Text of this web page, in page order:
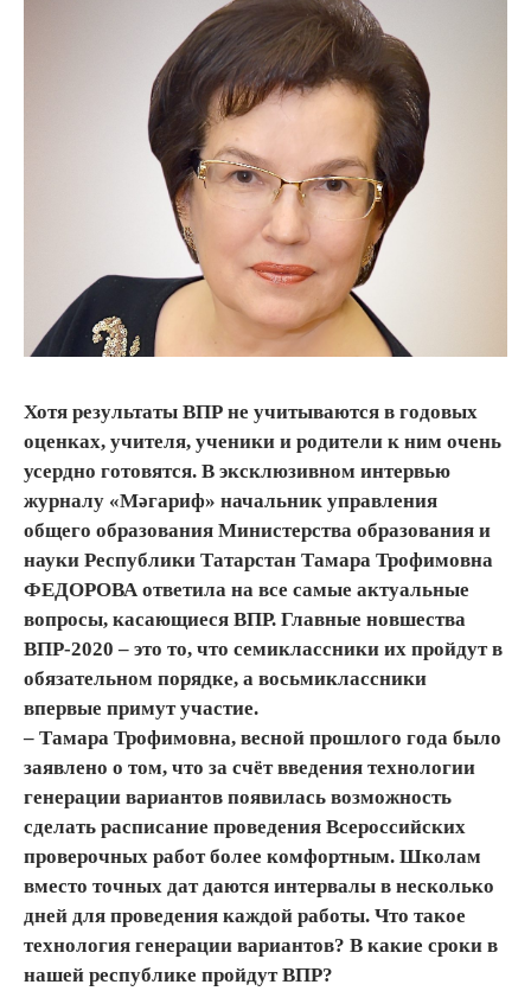
Хотя результаты ВПР не учитываются в годовых
оценках, учителя, ученики и родители к ним очень
усердно готовятся. В эксклюзивном интервью
журналу «Мәгариф» начальник управления
общего образования Министерства образования и
науки Республики Татарстан Тамара Трофимовна
ФЕДОРОВА ответила на все самые актуальные
вопросы, касающиеся ВПР. Главные новшества
ВПР-2020 – это то, что семиклассники их пройдут в
обязательном порядке, а восьмиклассники
впервые примут участие.
– Тамара Трофимовна, весной прошлого года было
заявлено о том, что за счёт введения технологии
генерации вариантов появилась возможность
сделать расписание проведения Всероссийских
проверочных работ более комфортным. Школам
вместо точных дат даются интервалы в несколько
дней для проведения каждой работы. Что такое
технология генерации вариантов? В какие сроки в
нашей республике пройдут ВПР?